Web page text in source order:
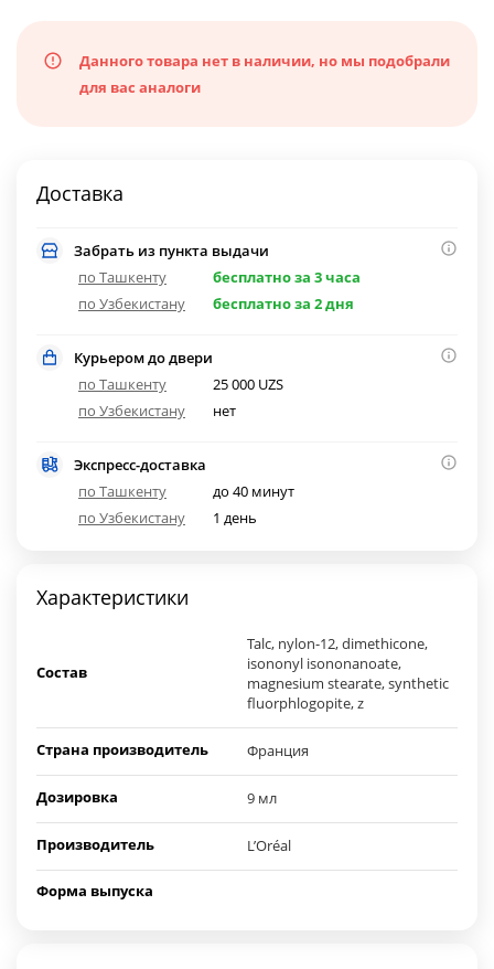
Данного товара нет в наличии, но мы подобрали
для вас аналоги
Доставка
Забрать из пункта выдачи
по Ташкенту
бесплатно за 3 часа
по Узбекистану
бесплатно за 2 дня
Курьером до двери
по Ташкенту
25 000 UZS
по Узбекистану
нет
Экспресс-доставка
по Ташкенту
до 40 минут
по Узбекистану
1 день
Характеристики
Состав
Talc, nylon-12, dimethicone,
isononyl isononanoate,
magnesium stearate, synthetic
fluorphlogopite, z
Страна производитель Франция
Дозировка 9 мл
Производитель L’Oréal
Форма выпуска